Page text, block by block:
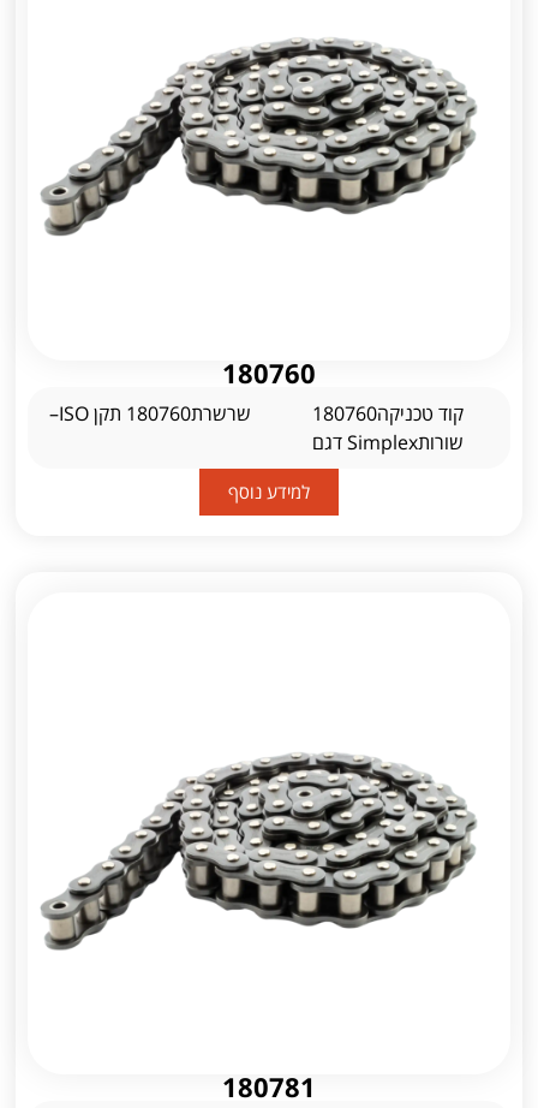
180760
קוד טכניקה180760
שורותSimplex דגם
שרשרת180760 תקן ISO–
למידע נוסף
180781